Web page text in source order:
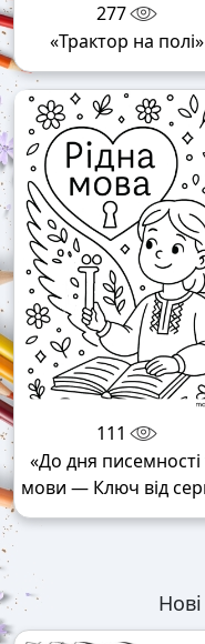
277
«Трактор на полі»
111
«До дня писемності
мови — Ключ від